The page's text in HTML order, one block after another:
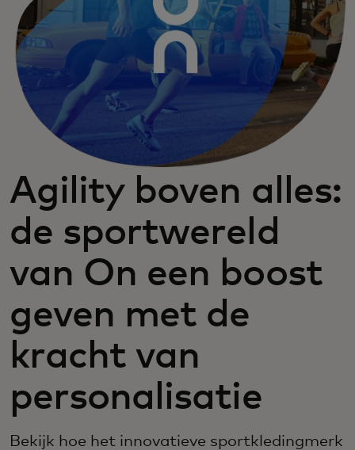
Agility boven alles:
de sportwereld
van On een boost
geven met de
kracht van
personalisatie
Bekijk hoe het innovatieve sportkledingmerk